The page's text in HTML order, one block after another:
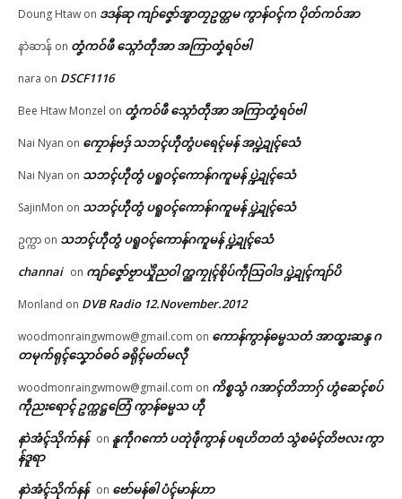
In "ပရိုၚ်"
Doung Htaw on ဒဒန်ဆု ကျာ်ဇၞော်အ္စာတၠဥတ္တမ ကွာန်ဝၚ်က ပိုတ်ကဝ်အာ
နာဲဆာန် on တၞံကဝ်ဖီ သ္ဂောံတဵုအာ အကြာတၞံရဝ်ဗါ
nara on DSCF1116
Bee Htaw Monzel on တၞံကဝ်ဖီ သ္ဂောံတဵုအာ အကြာတၞံရဝ်ဗါ
Nai Nyan on ကၠောန်ဗဒှ် သဘၚ်ဟီုတွံပရေၚ်မန် အပ္ဍဲဍုၚ်သေံ
Nai Nyan on သဘၚ်ဟီုတွံ ပရူဝၚ်ကောန်ဂကူမန် ပ္ဍဲဍုၚ်သေံ
SajinMon on သဘၚ်ဟီုတွံ ပရူဝၚ်ကောန်ဂကူမန် ပ္ဍဲဍုၚ်သေံ
ဥက္ကာ on သဘၚ်ဟီုတွံ ပရူဝၚ်ကောန်ဂကူမန် ပ္ဍဲဍုၚ်သေံ
channai on ကျာ်ဇၞော်ဗၟာယှိုဲညဝါ က္ညကၠုၚ်စိုပ်ကဵုသြဝါဒ ပ္ဍဲဍုၚ်ကျာ်ပိ
Monland on DVB Radio 12.November.2012
woodmonraingwmow@gmail.com on ကောန်ကွာန်ဓမ္မသတံ အာထ္ၜးဆန္ဒ ဂ
တမုက်ရုၚ်သၞောဝ်ဓဝ် ခရိုၚ်မတ်မလီု
woodmonraingwmow@gmail.com on ကိစ္စသွံ ဂအာၚ်တိဘာဂှ် ဟွံဆေၚ်စပ်
ကဵုညးရောၚ် ဥက္ကဋ္ဌတြေံ ကွာန်ဓမ္မသ ဟီု
နာဲအံၚ်သိုက်နန် on နူကဵုဂကောံ ပတုဲဖဵုကွာန် ပရဟိတတံ သွံစမံၚ်တိဗလး ကွာ
န်ဒူရာ
နာဲအံၚ်သိုက်နန် on ဗော်မန်ၜါ ပံၚ်မာန်ဟာ